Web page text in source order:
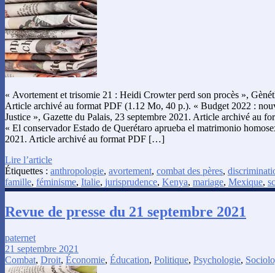
« Avortement et trisomie 21 : Heidi Crowter perd son procès »,
Article archivé au format PDF (1.12 Mo, 40 p.). « Budget 2022 :
Justice », Gazette du Palais, 23 septembre 2021. Article archivé au
« El conservador Estado de Querétaro aprueba el matrimonio
2021. Article archivé au format PDF […]
Lire l’article
Étiquettes : anthropologie, avortement, combat des pères,
famille, féminisme, Italie, jurisprudence, Kenya, mariage, Mexique,
Revue de presse du 21 septembre 2021
paternet
21 septembre 2021
Combat, Droit, Économie, Éducation, Politique, Psychologie,